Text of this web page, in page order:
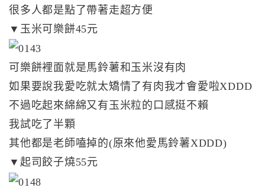
很多人都是點了帶著走超方便
▼玉米可樂餅45元
可樂餅裡面就是馬鈴薯和玉米沒有肉
如果要說我愛吃就太矯情了有肉我才會愛啦XDDD
不過吃起來綿綿又有玉米粒的口感挺不賴
我試吃了半顆
其他都是老師嗑掉的(原來他愛馬鈴薯XDDD)
▼起司餃子燒55元